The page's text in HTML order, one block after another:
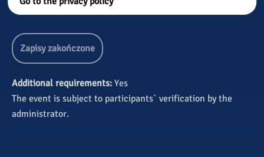
17 November 2024, 23:59
Zapisy zakończone
Additional requirements: Yes
The event is subject to participants` verification by the
administrator.